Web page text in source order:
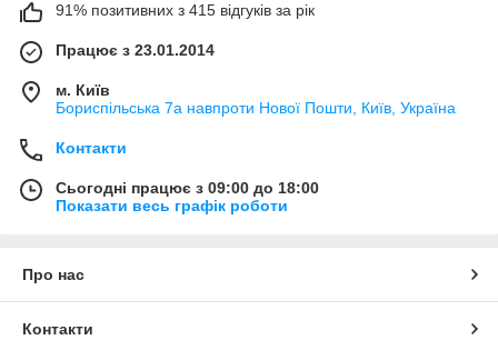
91% позитивних з 415 відгуків за рік
Працює з 23.01.2014
м. Київ
Бориспільська 7а навпроти Нової Пошти, Київ, Україна
Контакти
Сьогодні працює з 09:00 до 18:00
Показати весь графік роботи
Про нас
Контакти